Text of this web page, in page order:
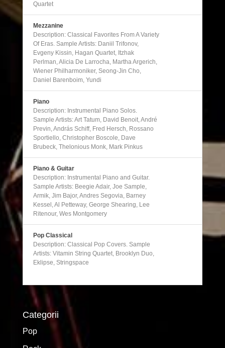
Quartet
Mezzanine
Description: Classical Favorites From A Variety
Of Eras. Sample Artists: Daniil Trifonov,
Evgeny Kissin, Hagan Quartet, Itzhak
Perlman, Alicia De Larrocha, Martha Argerich,
Wiener Philharmoniker, Seong-Jin Cho,
Daniel Barenboim, Yundi
Piano
Description: Instrumental Piano Solos.
Sample Artists: Art Tatum, David Benoit, André
Previn, András Schiff, Fred Hersch, Rossano
Sportiello, Christopher Boscole, Dave
Brubeck, Thelonious Monk, Mark Pinkus
Piano & Guitar
Description: Instrumental Piano and Guitar.
Sample Artists: Beegie Adair, Joe Sample,
Armik, Jim Bajor, Andres Segovia, Barney
Kessel, Al Petteway, George Shearing, Lee
Ritenour, Wes Montgomery
Pop Classical
Description: Classical Pop Covers. Sample
Artists: Vitamin String Quartet, Brooklyn Duo,
Eklipse, Stringspace
Categorii
Pop